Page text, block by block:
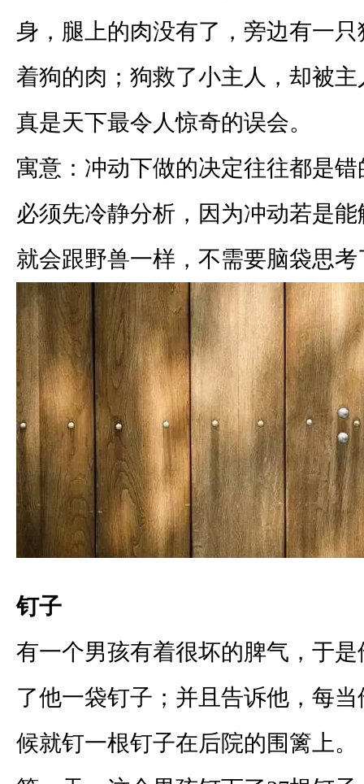
身，腿上的肉没有了，旁边有一
着狗的肉；狗救了小主人，却被
真是天下最令人惊奇的误会。
寓意：冲动下做的决定往往都是
必须先冷静分析，因为冲动若是
就会跟野兽一样，不需要脑袋思考
钉子
有一个男孩有着很坏的脾气，于
了他一袋钉子；并且告诉他，每
候就钉一根钉子在后院的围篱上。